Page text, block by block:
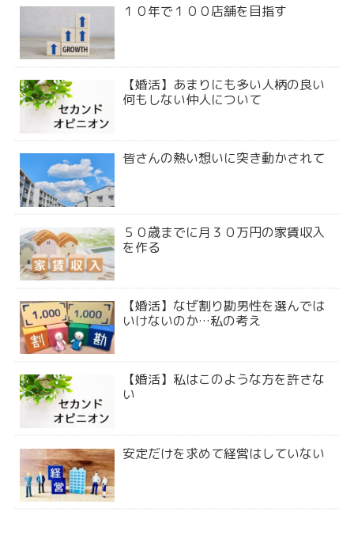
１０年で１００店舗を目指す
【婚活】あまりにも多い人柄の良い
何もしない仲人について
皆さんの熱い想いに突き動かされて
５０歳までに月３０万円の家賃収入
を作る
【婚活】なぜ割り勘男性を選んでは
いけないのか…私の考え
【婚活】私はこのような方を許さな
い
安定だけを求めて経営はしていない